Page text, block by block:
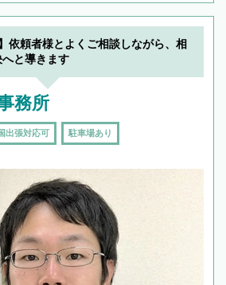
依頼者様とよくご相談しながら、相
と導きます
務所
出張対応可 駐車場あり